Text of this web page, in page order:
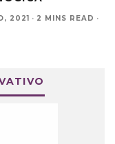
2021 · 2 MINS READ ·